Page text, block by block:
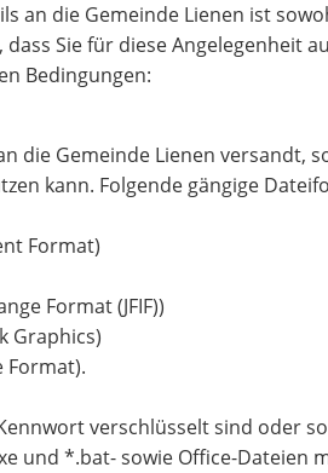
an die Gemeinde Lienen ist
Sie für diese Angelegenheit
Bedingungen:
die Gemeinde Lienen versandt,
kann. Folgende gängige
Format)
Format (JFIF))
Graphics)
Format).
verschlüsselt sind oder
und *.bat- sowie Office-Dateien